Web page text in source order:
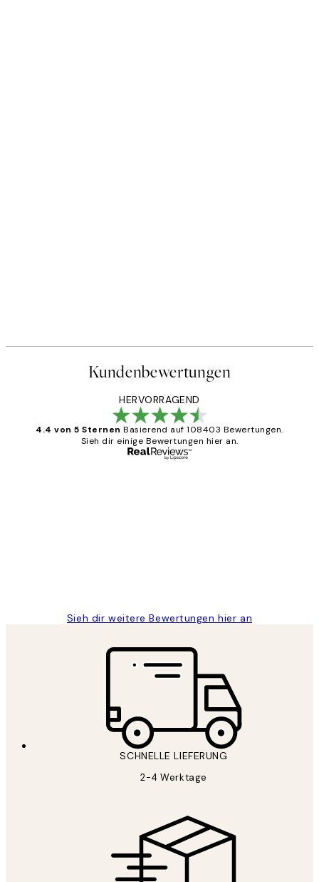
Kundenbewertungen
HERVORRAGEND
4.4 von 5 Sternen Basierend auf 108403 Bewertungen.
Sieh dir einige Bewertungen hier an.
Sieh dir weitere Bewertungen hier an
SCHNELLE LIEFERUNG
2-4 Werktage